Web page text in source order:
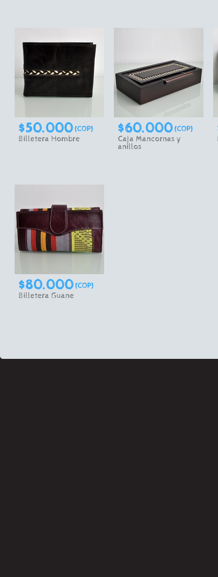
$50.000(COP)
Billetera Hombre
$60.000(COP)
Caja Mancornas y
anillos
$80.000(COP)
Billetera Guane